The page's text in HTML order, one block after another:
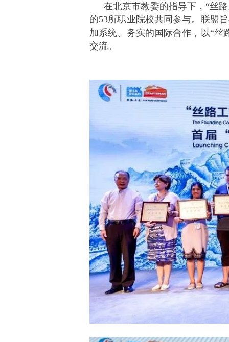
在北京市教委的指导下，“丝
的53所职业院校共同参与。联盟
加系统、务实的国际合作，以“丝
交流。